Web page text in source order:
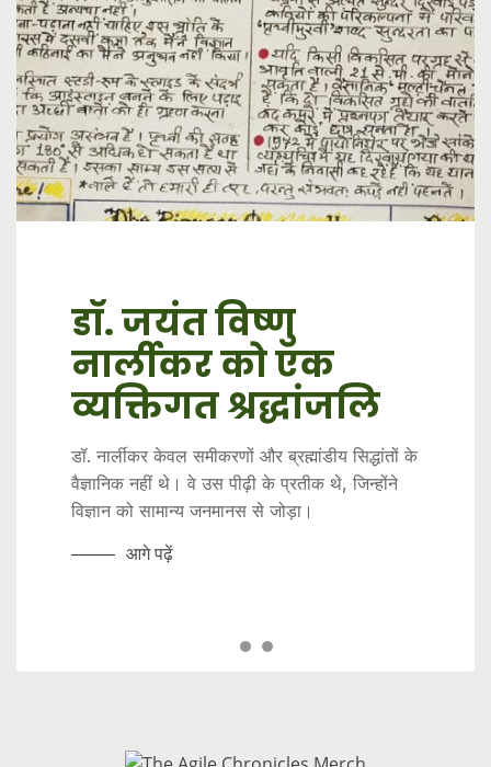
डॉ. जयंत विष्णु
नार्लीकर को एक
व्यक्तिगत श्रद्धांजलि
डॉ. नार्लीकर केवल समीकरणों और ब्रह्मांडीय सिद्धांतों के
वैज्ञानिक नहीं थे। वे उस पीढ़ी के प्रतीक थे, जिन्होंने
विज्ञान को सामान्य जनमानस से जोड़ा।
आगे पढ़ें
बढ़ती आर्थिक
असमानता: भारत के
विकास मॉडल पर
सवालिया निशान
भारत में अर्थव्यवस्था का स्वरूप जिस तेजी से बदल रहा
है, उसमें अमीर और गरीब के बीच की खाई लगातार चौड़ी
होती जा रही है।
कृत्रिम मेधा (AI):
विरोध से परिवर्तन की
ओर
कृत्रिम बुद्धिमत्ता के प्रति लोगों का विरोध दरअसल एक
नई क्रांति की दस्तक है, जहाँ चुनौतियों को अवसरों में
बदलने की कला सीखनी होगी।
आगे पढ़ें